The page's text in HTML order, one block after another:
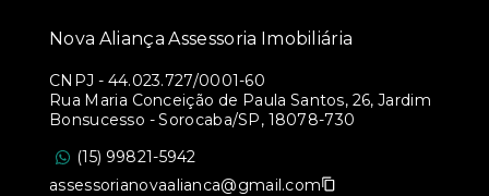
Nova Aliança Assessoria Imobiliária
CNPJ - 44.023.727/0001-60
Rua Maria Conceição de Paula Santos, 26, Jardim
Bonsucesso - Sorocaba/SP, 18078-730
(15) 99821-5942
assessorianovaalianca@gmail.com